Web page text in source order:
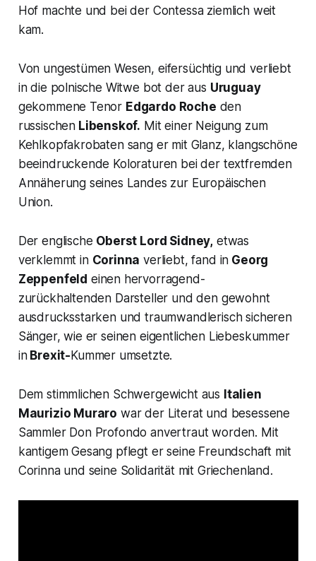
Hof machte und bei der Contessa ziemlich weit
kam.
Von ungestümen Wesen, eifersüchtig und verliebt
in die polnische Witwe bot der aus Uruguay
gekommene Tenor Edgardo Roche den
russischen Libenskof. Mit einer Neigung zum
Kehlkopfakrobaten sang er mit Glanz, klangschöne
beeindruckende Koloraturen bei der textfremden
Annäherung seines Landes zur Europäischen
Union.
Der englische Oberst Lord Sidney, etwas
verklemmt in Corinna verliebt, fand in Georg
Zeppenfeld einen hervorragend-
zurückhaltenden Darsteller und den gewohnt
ausdrucksstarken und traumwandlerisch sicheren
Sänger, wie er seinen eigentlichen Liebeskummer
inBrexit- Kummer umsetzte.
Dem stimmlichen Schwergewicht aus Italien
Maurizio Muraro war der Literat und besessene
Sammler Don Profondo anvertraut worden. Mit
kantigem Gesang pflegt er seine Freundschaft mit
Corinna und seine Solidarität mit Griechenland.